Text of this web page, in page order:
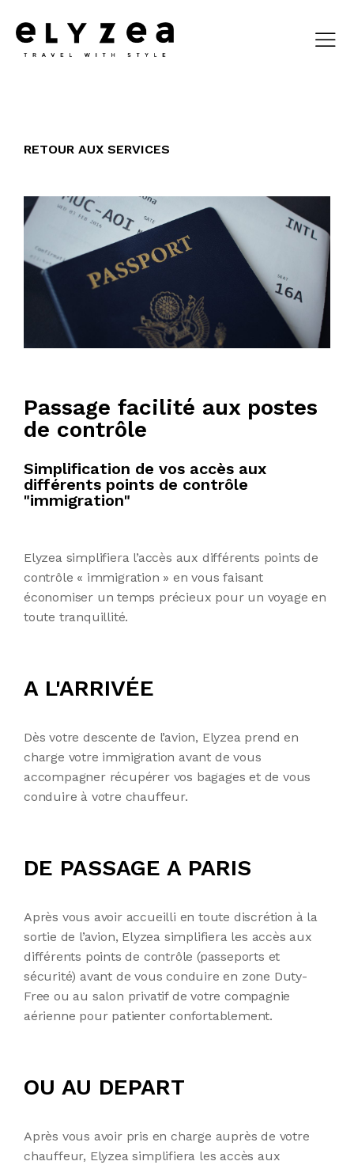
RETOUR AUX SERVICES
Passage facilité aux postes
de contrôle
Simplification de vos accès aux
différents points de contrôle
"immigration"
Elyzeasimplifiera l’accès aux différents points de
contrôle « immigration » en vous faisant
économiser un temps précieux pour un voyage en
toute tranquillité.
A L'ARRIVÉE
Dès votre descente de l’avion, Elyzeaprend en
charge votre immigration avant de vous
accompagner récupérer vos bagages et de vous
conduire à votre chauffeur.
DE PASSAGE A PARIS
Après vous avoir accueilli en toute discrétion à la
sortie de l’avion, Elyzea simplifiera les accès aux
différents points de contrôle (passeports et
sécurité) avant de vous conduire en zone Duty-
Free ou au salon privatif de votre compagnie
aérienne pour patienter confortablement.
OU AU DEPART
Après vous avoir pris en charge auprès de votre
chauffeur, Elyzeasimplifiera les accès aux